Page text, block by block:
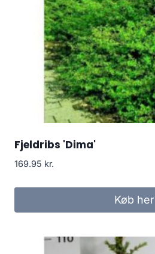
Fjeldribs 'Dima'
169.95 kr.
Køb her